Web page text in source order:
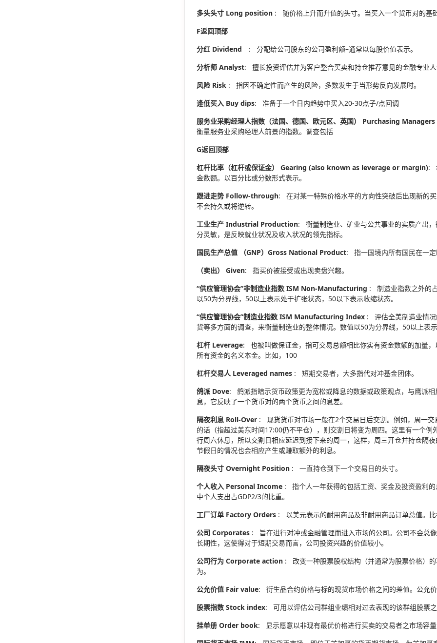
多头头寸 Long position : 随价格上升而升值的头寸。当买入一个货币对的基
F返回顶部
分红 Dividend : 分配给公司股东的公司盈利额–通常以每股价值表示。
分析师 Analyst: 擅长投资评估并为客户整合买卖和持仓推荐意见的金融专业人
风险 Risk : 指因不确定性而产生的风险，多数发生于当形势反向发展时。
逢低买入 Buy dips: 准备于一个日内趋势中买入20-30点子/点回调
服务业采购经理人指数（法国、德国、欧元区、英国） Purchasing
衡量服务业采购经理人前景的指数。调查包括
G返回顶部
杠杆比率（杠杆或保证金） Gearing (also known as leverage or margin):
金数额。以百分比或分数形式表示。
跟进走势 Follow-through: 在对某一特殊价格水平的方向性突破后出现新的
不会持久或将逆转。
工业生产 Industrial Production: 衡量制造业、矿业与公共事业的实质产出
分灵敏，是反映就业状况及收入状况的领先指标。
国民生产总值 （GNP）Gross National Product: 指一国境内所有国民在一定
（卖出） Given: 指买价被接受或出现卖盘兴趣。
“供应管理协会”非制造业指数 ISM Non-Manufacturing : 制造业指数之外的
以50为分界线，50以上表示处于扩张状态，50以下表示收缩状态。
“供应管理协会”制造业指数 ISM Manufacturing Index : 评估全美制造业情况
货等多方面的调查，来衡量制造业的整体情况。数值以50为分界线，50以上表
杠杆 Leverage: 也被叫做保证金，指可交易总额相比你实有资金数额的加量
所有资金的名义本金。比如，100
杠杆交易人 Leveraged names : 短期交易者，大多指代对冲基金团体。
鸽派 Dove: 鸽派指暗示货币政策更为宽松或降息的数据或政策观点，与鹰派
息，它反映了一个货币对的两个货币之间的息差。
隔夜利息 Roll-Over : 现货货币对市场一般在2个交易日后交割。例如，周一
的话（指超过美东时间17:00仍不平仓），则交割日将变为周四。这里有一个
行周六休息，所以交割日相应延迟到接下来的周一，这样，周三开仓并持仓隔
节假日的情况也会相应产生或赚取额外的利息。
隔夜头寸 Overnight Position : 一直持仓到下一个交易日的头寸。
个人收入 Personal Income : 指个人一年获得的包括工资、奖金及投资盈利
中个人支出占GDP2/3的比重。
工厂订单 Factory Orders : 以美元表示的耐用商品及非耐用商品订单总值。比
公司 Corporates : 旨在进行对冲或金融管理而进入市场的公司。公司不会总
长期性，这使得对于短期交易而言，公司投资兴趣的价值较小。
公司行为 Corporate action : 改变一种股票股权结构（并通常为股票价格）
为。
公允价值 Fair value: 衍生品合约价格与标的现货市场价格之间的差值。公允
股票指数 Stock index: 可用以评估公司群组业绩相对过去表现的该群组股票之
挂单册 Order book: 显示愿意以非现有最优价格进行买卖的交易者之市场容